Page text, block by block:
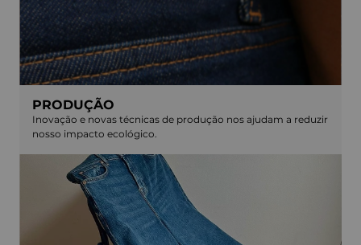
PRODUÇÃO
Inovação e novas técnicas de produção nos ajudam a reduzir
nosso impacto ecológico.